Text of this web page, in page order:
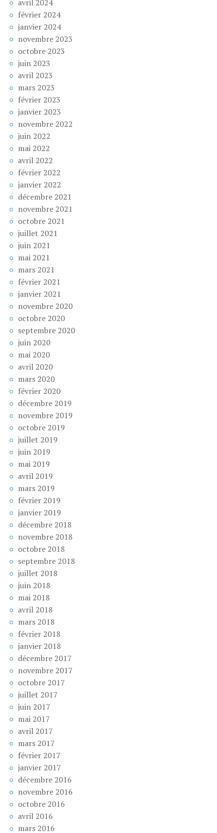
avril 2024
février 2024
janvier 2024
novembre 2023
octobre 2023
juin 2023
avril 2023
mars 2023
février 2023
janvier 2023
novembre 2022
juin 2022
mai 2022
avril 2022
février 2022
janvier 2022
décembre 2021
novembre 2021
octobre 2021
juillet 2021
juin 2021
mai 2021
mars 2021
février 2021
janvier 2021
novembre 2020
octobre 2020
septembre 2020
juin 2020
mai 2020
avril 2020
mars 2020
février 2020
décembre 2019
novembre 2019
octobre 2019
juillet 2019
juin 2019
mai 2019
avril 2019
mars 2019
février 2019
janvier 2019
décembre 2018
novembre 2018
octobre 2018
septembre 2018
juillet 2018
juin 2018
mai 2018
avril 2018
mars 2018
février 2018
janvier 2018
décembre 2017
novembre 2017
octobre 2017
juillet 2017
juin 2017
mai 2017
avril 2017
mars 2017
février 2017
janvier 2017
décembre 2016
novembre 2016
octobre 2016
avril 2016
mars 2016